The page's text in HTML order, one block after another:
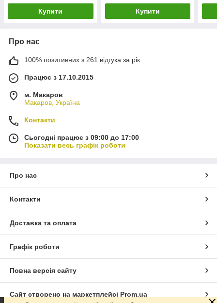
Купити Купити
Про нас
100% позитивних з 261 відгука за рік
Працює з 17.10.2015
м. Макаров
Макаров, Україна
Контакти
Сьогодні працює з 09:00 до 17:00
Показати весь графік роботи
Про нас
Контакти
Доставка та оплата
Графік роботи
Повна версія сайту
Сайт створено на маркетплейсі Prom.ua